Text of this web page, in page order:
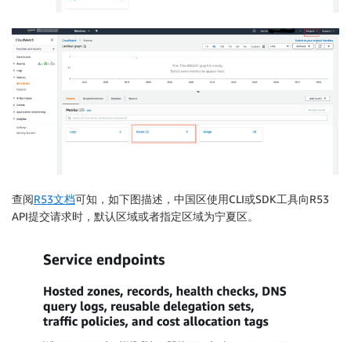
查阅R53文档可知，如下图描述，中国区使用CLI或SDK工具向R53
API提交请求时，默认区域或者指定区域为宁夏区。